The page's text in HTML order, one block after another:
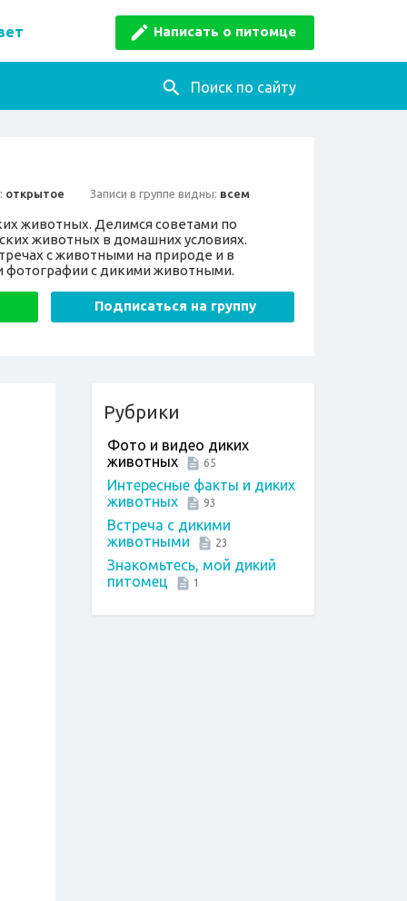
Написать о питомце
Поиск по сайту
открытое Записи в группе видны: всем
животных. Делимся советами по
животных в домашних условиях.
с животными на природе и в
фотографии с дикими животными.
Подписаться на группу
Рубрики
Фото и видео диких
животных
65
Интересные факты и диких
животных
93
Встреча с дикими
животными
23
Знакомьтесь, мой дикий
питомец
1